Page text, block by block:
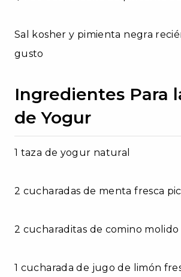
Sal kosher y pimienta negra
gusto
Ingredientes Para
de Yogur
1 taza de yogur natural
2 cucharadas de menta fresca
2 cucharaditas de comino molido
1 cucharada de jugo de limón